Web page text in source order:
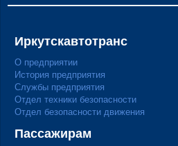
Иркутскавтотранс
О предприятии
История предприятия
Службы предприятия
Отдел техники безопасности
Отдел безопасности движения
Пассажирам